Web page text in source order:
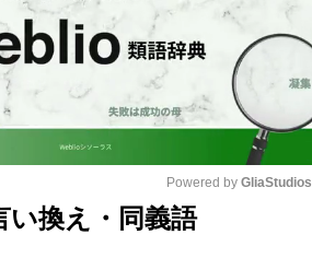
Powered by GliaStudios
い換え・同義語